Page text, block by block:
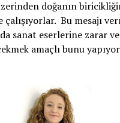
doğanın
Bu mesajı
sanat eserlerine zarar
amaçlı bunu